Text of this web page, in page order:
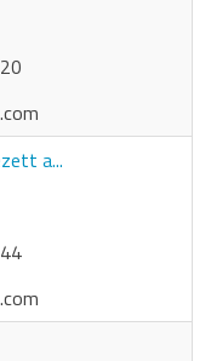
a...